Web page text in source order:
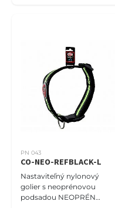
PN 043
CO-NEO-REFBLACK-L
Nastaviteľný nylonový
golier s neoprénovou
podsadou NEOPRÉN